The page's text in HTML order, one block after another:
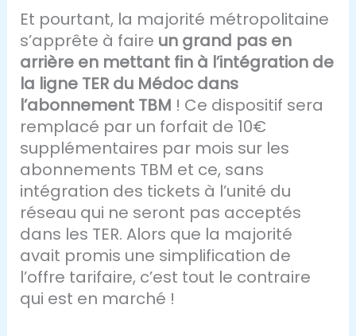
Et pourtant, la majorité métropolitaine
s’apprête à faire un grand pas en
arrière en mettant fin à l’intégration de
la ligne TER du Médoc dans
l’abonnement TBM ! Ce dispositif sera
remplacé par un forfait de 10€
supplémentaires par mois sur les
abonnements TBM et ce, sans
intégration des tickets à l’unité du
réseau qui ne seront pas acceptés
dans les TER. Alors que la majorité
avait promis une simplification de
l’offre tarifaire, c’est tout le contraire
qui est en marché !